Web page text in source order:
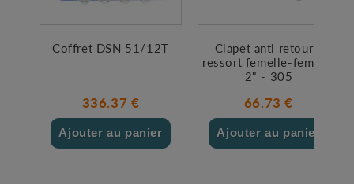
Coffret DSN 51/12T
336.37 €
Ajouter au panier
Clapet anti retour à
ressort femelle-femelle
2" - 305
66.73 €
Ajouter au panier